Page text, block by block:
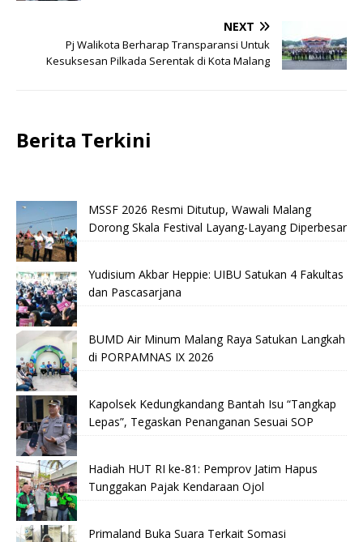
NEXT
Pj Walikota Berharap Transparansi Untuk
Kesuksesan Pilkada Serentak di Kota Malang
Berita Terkini
MSSF 2026 Resmi Ditutup, Wawali Malang
Dorong Skala Festival Layang-Layang Diperbesar
Yudisium Akbar Heppie: UIBU Satukan 4 Fakultas
dan Pascasarjana
BUMD Air Minum Malang Raya Satukan Langkah
di PORPAMNAS IX 2026
Kapolsek Kedungkandang Bantah Isu “Tangkap
Lepas”, Tegaskan Penanganan Sesuai SOP
Hadiah HUT RI ke-81: Pemprov Jatim Hapus
Tunggakan Pajak Kendaraan Ojol
Primaland Buka Suara Terkait Somasi